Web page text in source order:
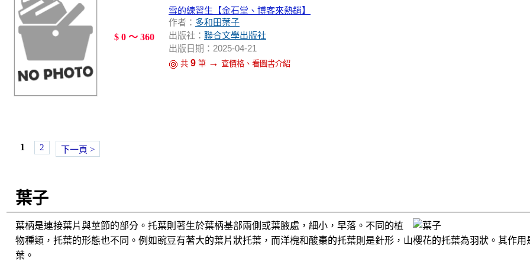
$ 0 ～ 360
雪的練習生【金石堂、博客來熱銷】
作者： 多和田葉子
出版社： 聯合文學出版社
出版日期：2025-04-21
共 9 筆 → 查價格、看圖書介紹
1 2 下一頁 >
葉子
葉柄是連接葉片與莖節的部分。托葉則著生於葉柄基部兩側或葉腋處，細小，早落。不同的植
物種類，托葉的形態也不同。例如豌豆有著大的葉片狀托葉，而洋槐和酸棗的托葉則是針形，山櫻花的托葉為羽狀。其作用
葉。